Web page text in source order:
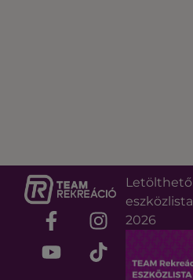
Letölthető
eszközlista
2026